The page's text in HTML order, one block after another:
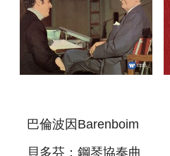
巴倫波因Barenboim
貝多芬：鋼琴協奏曲